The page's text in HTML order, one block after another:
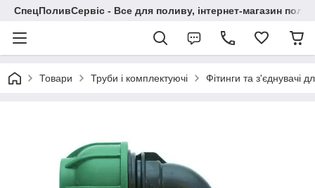
СпецПоливСервіс - Все для поливу, інтернет-магазин
Товари Труби і комплектуючі Фітинги та з'єднувачі